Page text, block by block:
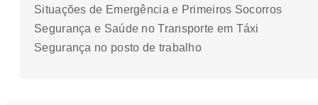
Situações de Emergência e Primeiros Socorros
Segurança e Saúde no Transporte em Táxi
Segurança no posto de trabalho